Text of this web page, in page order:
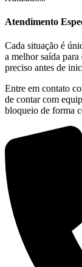
Atendimento
Cada situação é
a melhor saída
preciso antes de
Entre em contato
de contar com
bloqueio de forma